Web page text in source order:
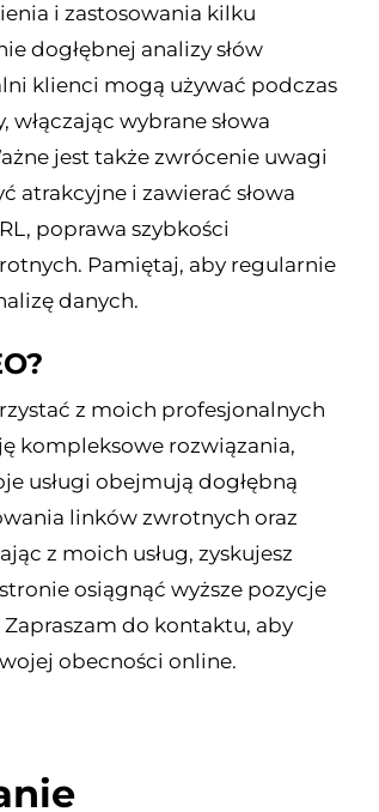
i zastosowania kilku
dogłębnej analizy słów
klienci mogą używać podczas
wybrane słowa
jest także zwrócenie uwagi
atrakcyjne i zawierać słowa
poprawa szybkości
Pamiętaj, aby regularnie
danych.
z moich profesjonalnych
kompleksowe rozwiązania,
usługi obejmują dogłębną
linków zwrotnych oraz
z moich usług, zyskujesz
osiągnąć wyższe pozycje
do kontaktu, aby
obecności online.